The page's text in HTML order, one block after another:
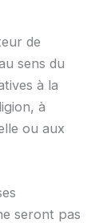
de
sens du
à la
à
ou aux
seront pas